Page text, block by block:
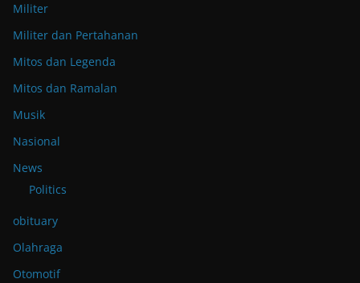
Militer
Militer dan Pertahanan
Mitos dan Legenda
Mitos dan Ramalan
Musik
Nasional
News
Politics
obituary
Olahraga
Otomotif